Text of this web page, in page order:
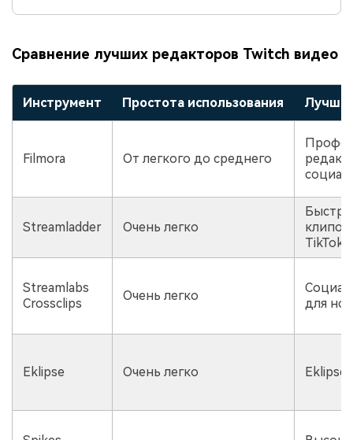
Сравнение лучших редакторов Twitch видео
Инструмент Простота использования
Filmora От легкого до среднего
Streamladder Очень легко
клипов
TikTok/
Streamlabs
Crossclips
Очень легко
для
Eklipse Очень легко Eklipse